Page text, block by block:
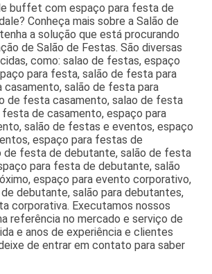
buffet com espaço para festa de
Conheça mais sobre a Salão de
a solução que está procurando
de Salão de Festas. São diversas
como: salao de festas, espaço
para festa, salão de festa para
casamento, salão de festa para
de festa casamento, salao de festa
de casamento, espaço para
salão de festas e eventos, espaço
espaço para festas de
de festa de debutante, salão de festa
para festa de debutante, salão
espaço para evento corporativo,
debutante, salão para debutantes,
corporativa. Executamos nossos
referência no mercado e serviço de
e anos de experiência e clientes
de entrar em contato para saber